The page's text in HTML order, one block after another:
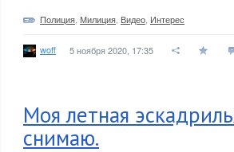
Полиция Милиция Видео Интерес
woff 5 ноября 2020, 17:35
Моя летная
снимаю.